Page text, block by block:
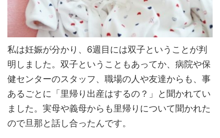
私は妊娠が分かり、6週目には双子ということが判
明しました。双子ということもあってか、病院や保
健センターのスタッフ、職場の人や友達からも、事
あるごとに「里帰り出産はするの？」と聞かれてい
ました。実母や義母からも里帰りについて聞かれた
ので旦那と話し合ったんです。